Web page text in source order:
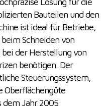
Bauteilen und den
ist ideal für Betriebe,
Schneiden von
der Herstellung von
benötigen. Der
Steuerungssystem,
Oberflächengüte
dem Jahr 2005